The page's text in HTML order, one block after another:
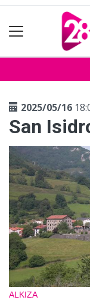
2025/05/16
San
ALKIZA